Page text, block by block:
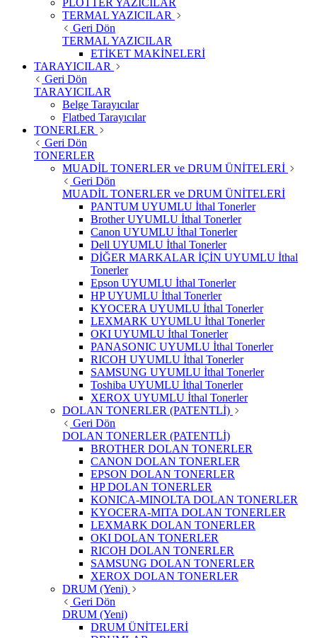
PLOTTER YAZICILAR
TERMAL YAZICILAR
Geri Dön
TERMAL YAZICILAR
ETİKET MAKİNELERİ
TARAYICILAR
Geri Dön
TARAYICILAR
Belge Tarayıcılar
Flatbed Tarayıcılar
TONERLER
Geri Dön
TONERLER
MUADİL TONERLER ve DRUM ÜNİTELERİ
Geri Dön
MUADİL TONERLER ve DRUM ÜNİTELERİ
PANTUM UYUMLU İthal Tonerler
Brother UYUMLU İthal Tonerler
Canon UYUMLU İthal Tonerler
Dell UYUMLU İthal Tonerler
DİĞER MARKALAR İÇİN UYUMLU İthal
Tonerler
Epson UYUMLU İthal Tonerler
HP UYUMLU İthal Tonerler
KYOCERA UYUMLU İthal Tonerler
LEXMARK UYUMLU İthal Tonerler
OKI UYUMLU İthal Tonerler
PANASONIC UYUMLU İthal Tonerler
RICOH UYUMLU İthal Tonerler
SAMSUNG UYUMLU İthal Tonerler
Toshiba UYUMLU İthal Tonerler
XEROX UYUMLU İthal Tonerler
DOLAN TONERLER (PATENTLİ)
Geri Dön
DOLAN TONERLER (PATENTLİ)
BROTHER DOLAN TONERLER
CANON DOLAN TONERLER
EPSON DOLAN TONERLER
HP DOLAN TONERLER
KONICA-MINOLTA DOLAN TONERLER
KYOCERA-MITA DOLAN TONERLER
LEXMARK DOLAN TONERLER
OKI DOLAN TONERLER
RICOH DOLAN TONERLER
SAMSUNG DOLAN TONERLER
XEROX DOLAN TONERLER
DRUM (Yeni)
Geri Dön
DRUM (Yeni)
DRUM ÜNİTELERİ